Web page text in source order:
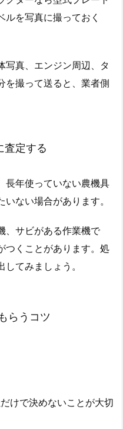
を写真に撮っておく
写真、エンジン周辺、タ
を撮って送ると、業者側
査定する
長年使っていない農機具
ない場合があります。
、サビがある作業機で
つくことがあります。処
てみましょう。
らうコツ
けで決めないことが大切